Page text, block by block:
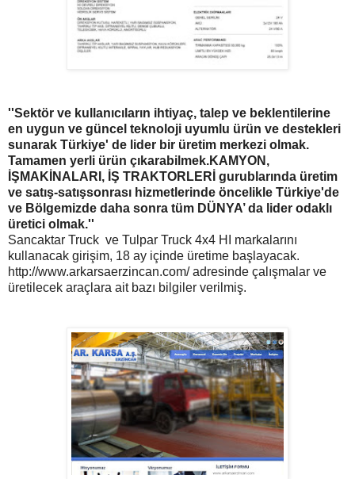
''Sektör ve kullanıcıların ihtiyaç, talep ve beklentilerine
en uygun ve güncel teknoloji uyumlu ürün ve destekleri
sunarak Türkiye' de lider bir üretim merkezi olmak.
Tamamen yerli ürün çıkarabilmek.KAMYON,
İŞMAKİNALARI, İŞ TRAKTORLERİ gurublarında üretim
ve satış-satışsonrası hizmetlerinde öncelikle Türkiye'de
ve Bölgemizde daha sonra tüm DÜNYA’ da lider odaklı
üretici olmak.''
Sancaktar Truck ve Tulpar Truck 4x4 HI markalarını
kullanacak girişim, 18 ay içinde üretime başlayacak.
http://www.arkarsaerzincan.com/ adresinde çalışmalar ve
üretilecek araçlara ait bazı bilgiler verilmiş.